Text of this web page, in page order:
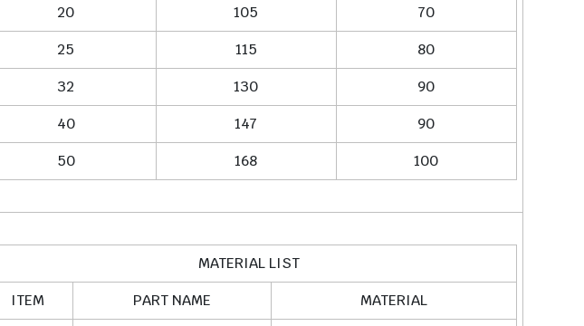
20 105
70
25 115
80
32 130
90
40 147
90
50 168 100
MATERIAL LIST
ITEM
PART NAME
MATERIAL